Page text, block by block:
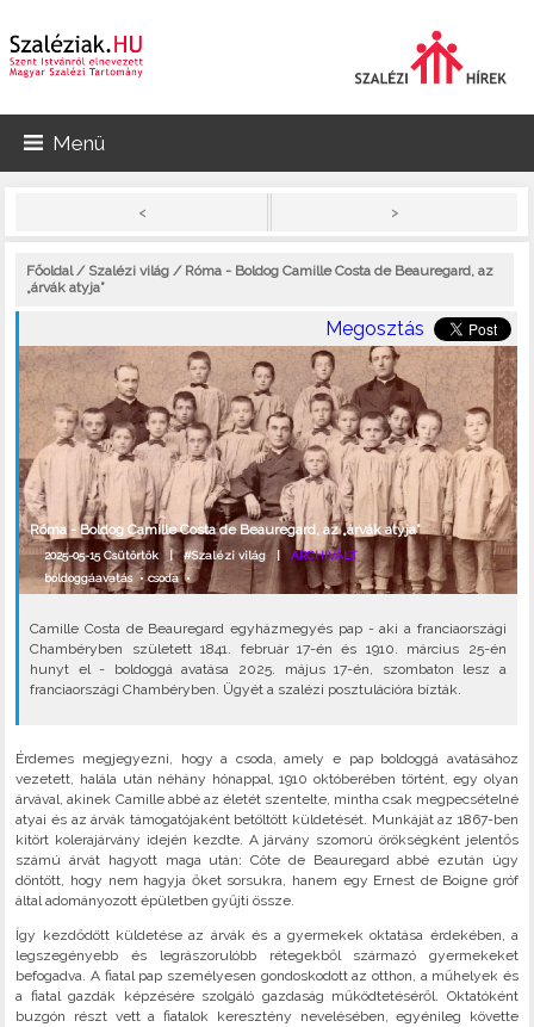
Menü
< >
Főoldal/ Szalézi világ / Róma - Boldog Camille Costa de Beauregard, az
„árvák atyja”
Megosztás
Róma - Boldog Camille Costa de Beauregard, az „árvák atyja”
2025-05-15 Csütörtök |#Szalézi világ |ARCHIVÁLT
boldoggáavatás•csoda•
Camille Costa de Beauregard egyházmegyés pap - aki a franciaországi
Chambéryben született 1841. február 17-én és 1910. március 25-én
hunyt el - boldoggá avatása 2025. május 17-én, szombaton lesz a
franciaországi Chambéryben. Ügyét a szalézi posztulációra bízták.
Érdemes megjegyezni, hogy a csoda, amely e pap boldoggá avatásához
vezetett, halála után néhány hónappal, 1910 októberében történt, egy olyan
árvával, akinek Camille abbé az életét szentelte, mintha csak megpecsételné
atyai és az árvák támogatójaként betöltött küldetését. Munkáját az 1867-ben
kitört kolerajárvány idején kezdte. A járvány szomorú örökségként jelentős
számú árvát hagyott maga után: Côte de Beauregard abbé ezután úgy
döntött, hogy nem hagyja őket sorsukra, hanem egy Ernest de Boigne gróf
által adományozott épületben gyűjti össze.
Így kezdődött küldetése az árvák és a gyermekek oktatása érdekében, a
legszegényebb és legrászorulóbb rétegekből származó gyermekeket
befogadva. A fiatal pap személyesen gondoskodott az otthon, a műhelyek és
a fiatal gazdák képzésére szolgáló gazdaság működtetéséről. Oktatóként
buzgón részt vett a fiatalok keresztény nevelésében, egyénileg követte